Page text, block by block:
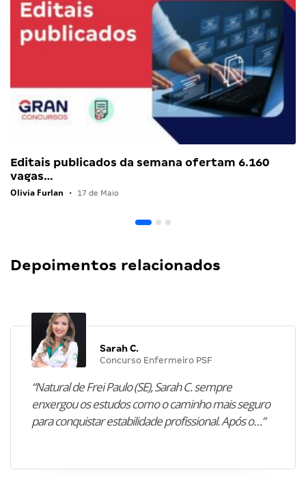
Editais publicados da semana ofertam 6.160
vagas…
Olivia Furlan • 17 de Maio
Depoimentos relacionados
Sarah C.
Concurso Enfermeiro PSF
“Natural de Frei Paulo (SE), Sarah C. sempre
enxergou os estudos como o caminho mais seguro
para conquistar estabilidade profissional. Após o…”